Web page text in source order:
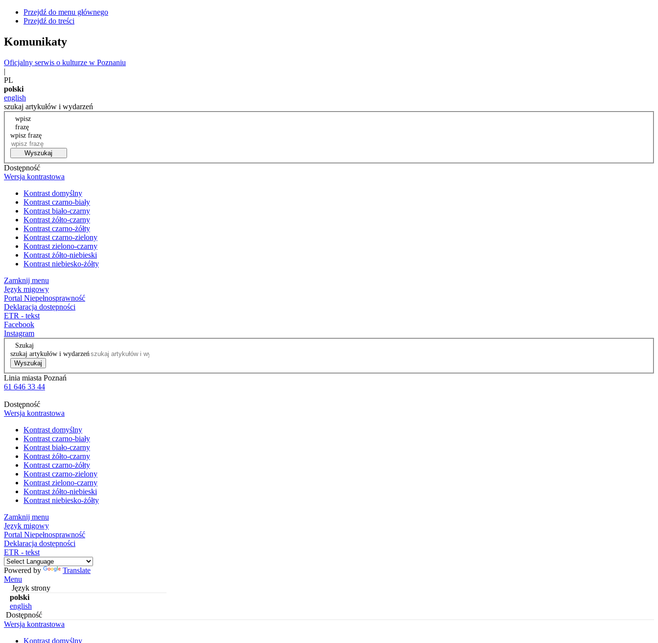
Przejdź do menu głównego
Przejdź do treści
Komunikaty
Oficjalny serwis o kulturze w Poznaniu
|
PL
polski
english
szukaj artykułów i wydarzeń
wpisz
frazę
wpisz frazę
Wyszukaj
Dostępność
Wersja kontrastowa
Kontrast domyślny
Kontrast czarno-biały
Kontrast biało-czarny
Kontrast żółto-czarny
Kontrast czarno-żółty
Kontrast czarno-zielony
Kontrast zielono-czarny
Kontrast żółto-niebieski
Kontrast niebiesko-żółty
Zamknij menu
Język migowy
Portal Niepełnosprawność
Deklaracja dostępności
ETR - tekst
Facebook
Instagram
Szukaj
szukaj artykułów i wydarzeń
Wyszukaj
Linia miasta Poznań
61 646 33 44
Dostępność
Wersja kontrastowa
Kontrast domyślny
Kontrast czarno-biały
Kontrast biało-czarny
Kontrast żółto-czarny
Kontrast czarno-żółty
Kontrast czarno-zielony
Kontrast zielono-czarny
Kontrast żółto-niebieski
Kontrast niebiesko-żółty
Zamknij menu
Język migowy
Portal Niepełnosprawność
Deklaracja dostępności
ETR - tekst
Powered by
Translate
Menu
Język strony
polski
english
Dostępność
Wersja kontrastowa
Kontrast domyślny